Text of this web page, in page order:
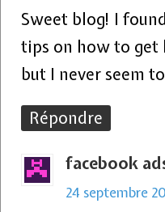
Sweet blog! I
tips on how to get
but I never seem
Répondre
facebook
24 septembre